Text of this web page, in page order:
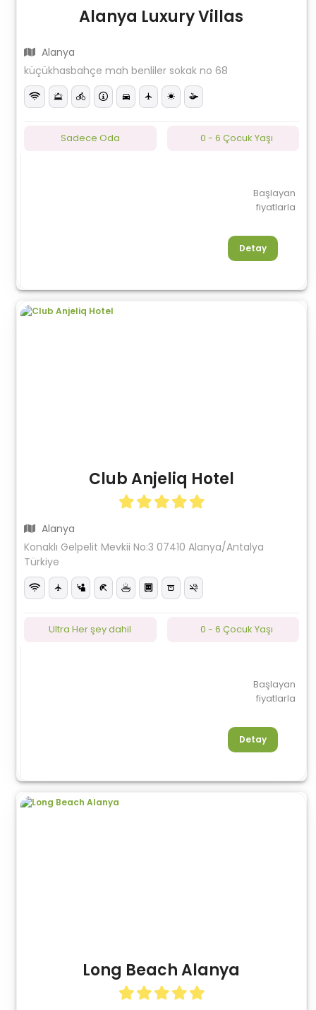
Alanya Luxury Villas
Alanya
küçükhasbahçe mah benliler sokak no 68
Sadece Oda 0 - 6 Çocuk Yaşı
Başlayan
fiyatlarla
Detay
Club Anjeliq Hotel
Alanya
Konaklı Gelpelit Mevkii No:3 07410 Alanya/Antalya
Türkiye
Ultra Her şey dahil 0 - 6 Çocuk Yaşı
Başlayan
fiyatlarla
Detay
Long Beach Alanya